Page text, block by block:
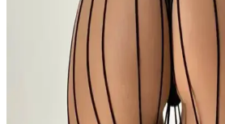
BEST HARNESS ve dedo Siyah
Çorabı Karşılaştırması: Hangi
İki popüler fantezi vücut çorabı olan
Siyah ürünlerinin özellikleri, kullanıcı
karşılaştırmasıyla, ihtiyaçlarınıza en uygun